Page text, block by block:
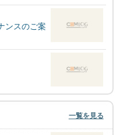
ンスのご案
一覧を見る